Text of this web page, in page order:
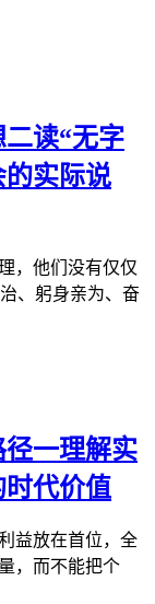
读“无字
的实际说
，他们没有仅仅
、躬身亲为、奋
一理解实
代价值
益放在首位，全
，而不能把个